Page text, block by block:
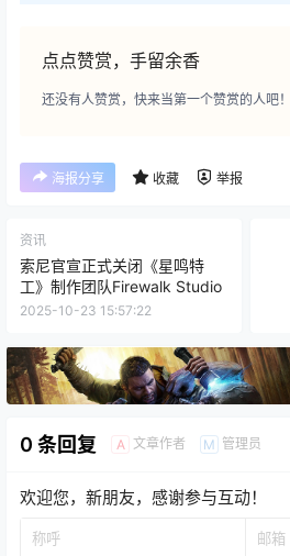
点点赞赏，手留余香
还没有人赞赏，快来当第一个赞赏的人吧！
海报分享 收藏 举报
资讯
索尼官宣正式关闭《星鸣特
工》制作团队Firewalk Studio
2025-10-23 15:57:22
0 条回复 A 文章作者 M 管理员
欢迎您，新朋友，感谢参与互动！